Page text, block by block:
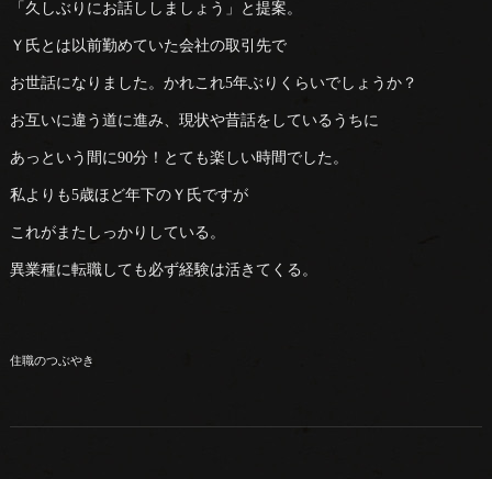
「久しぶりにお話ししましょう」と提案。
Ｙ氏とは以前勤めていた会社の取引先で
お世話になりました。かれこれ5年ぶりくらいでしょうか？
お互いに違う道に進み、現状や昔話をしているうちに
あっという間に90分！とても楽しい時間でした。
私よりも5歳ほど年下のＹ氏ですが
これがまたしっかりしている。
異業種に転職しても必ず経験は活きてくる。
住職のつぶやき